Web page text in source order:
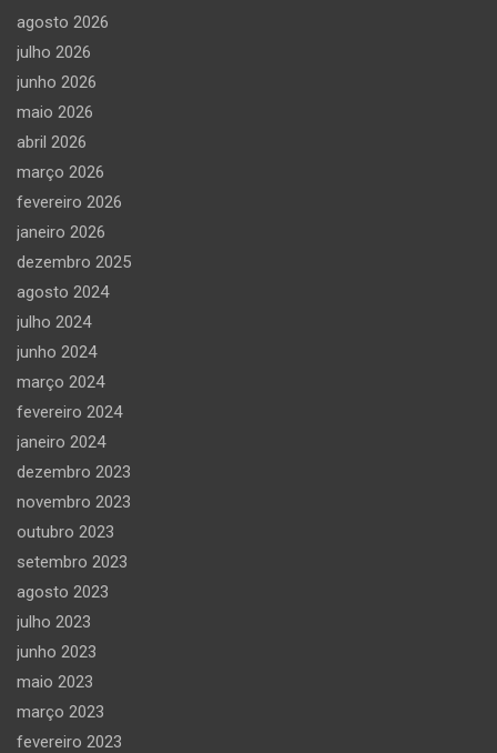
agosto 2026
julho 2026
junho 2026
maio 2026
abril 2026
março 2026
fevereiro 2026
janeiro 2026
dezembro 2025
agosto 2024
julho 2024
junho 2024
março 2024
fevereiro 2024
janeiro 2024
dezembro 2023
novembro 2023
outubro 2023
setembro 2023
agosto 2023
julho 2023
junho 2023
maio 2023
março 2023
fevereiro 2023